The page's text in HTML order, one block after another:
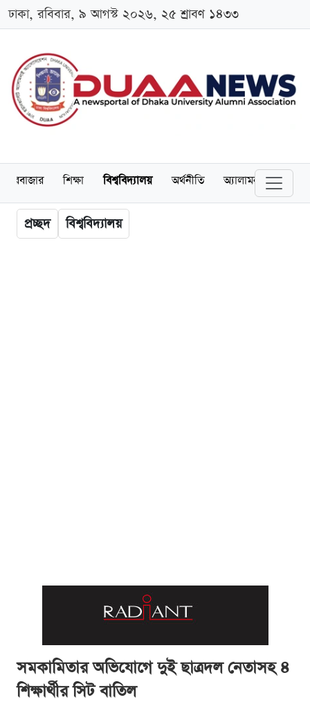
ঢাকা, রবিবার, ৯ আগস্ট ২০২৬, ২৫ শ্রাবণ ১৪৩৩
শিক্ষা বিশ্ববিদ্যালয় অর্থনীতি অ্যালামনাই
প্রচ্ছদ বিশ্ববিদ্যালয়
সমকামিতার অভিযোগে দুই ছাত্রদল নেতাসহ ৪
শিক্ষার্থীর সিট বাতিল